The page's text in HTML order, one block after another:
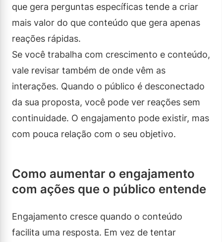
que gera perguntas específicas tende a criar
mais valor do que conteúdo que gera apenas
reações rápidas.
Se você trabalha com crescimento e conteúdo,
vale revisar também de onde vêm as
interações. Quando o público é desconectado
da sua proposta, você pode ver reações sem
continuidade. O engajamento pode existir, mas
com pouca relação com o seu objetivo.
Como aumentar o engajamento
com ações que o público entende
Engajamento cresce quando o conteúdo
facilita uma resposta. Em vez de tentar